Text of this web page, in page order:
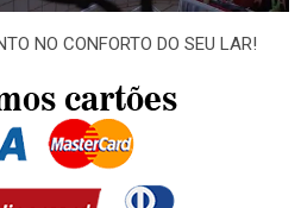
NO CONFORTO DO SEU LAR!